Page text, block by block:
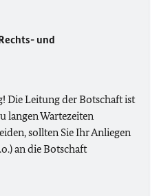
und
Die Leitung der Botschaft ist
langen Wartezeiten
sollten Sie Ihr Anliegen
an die Botschaft